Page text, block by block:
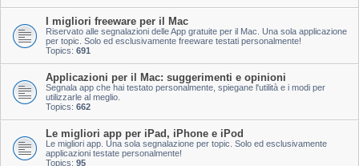
I migliori freeware per il Mac
Riservato alle segnalazioni delle App gratuite per il Mac. Una sola applicazione
per topic. Solo ed esclusivamente freeware testati personalmente!
Topics: 691
Applicazioni per il Mac: suggerimenti e opinioni
Segnala app che hai testato personalmente, spiegane l'utilità e i modi per
utilizzarle al meglio.
Topics: 662
Le migliori app per iPad, iPhone e iPod
Le migliori app. Una sola segnalazione per topic. Solo ed esclusivamente
applicazioni testate personalmente!
Topics: 95